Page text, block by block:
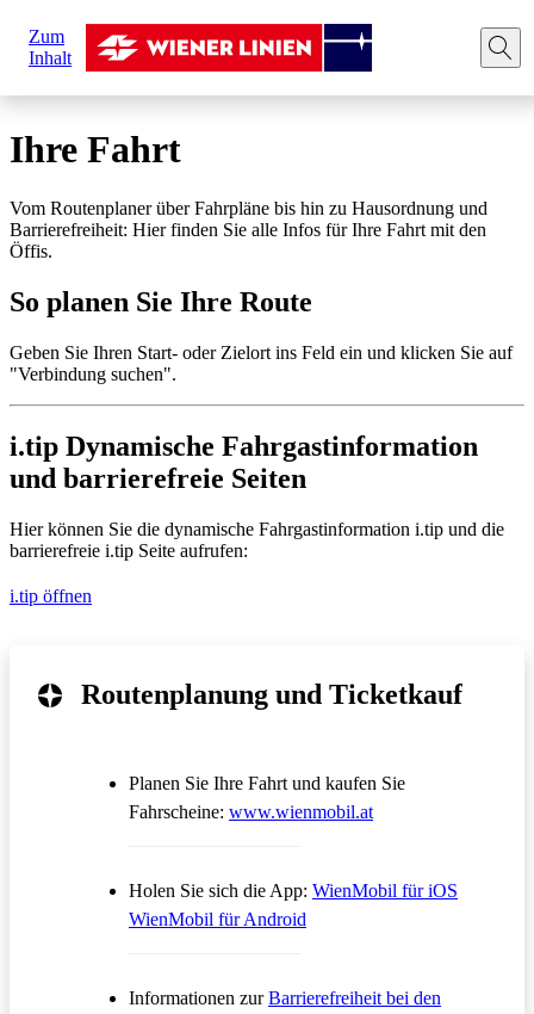
Zum
Inhalt
sind
hier:
Startseite Ihre Fahrt Route planen
Ihre Fahrt
Vom Routenplaner über Fahrpläne bis hin zu Hausordnung und
Barrierefreiheit: Hier finden Sie alle Infos für Ihre Fahrt mit den
Öffis.
So planen Sie Ihre Route
Geben Sie Ihren Start- oder Zielort ins Feld ein und klicken Sie auf
"Verbindung suchen".
i.tip Dynamische Fahrgastinformation
und barrierefreie Seiten
Hier können Sie die dynamische Fahrgastinformation i.tip und die
barrierefreie i.tip Seite aufrufen:
i.tip öffnen
Routenplanung und Ticketkauf
Planen Sie Ihre Fahrt und kaufen Sie
Fahrscheine: www.wienmobil.atÖffnet in einem
Holen Sie sich die App: WienMobil für iOS
WienMobil für Android
Informationen zurBarrierefreiheit bei den